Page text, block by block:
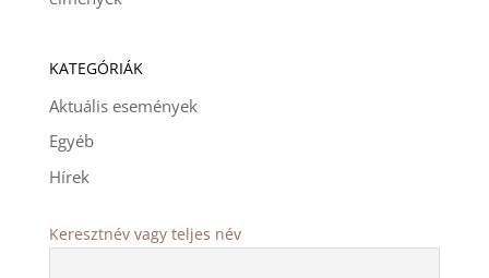
KATEGÓRIÁK
Aktuális események
Egyéb
Hírek
Keresztnév vagy teljes név